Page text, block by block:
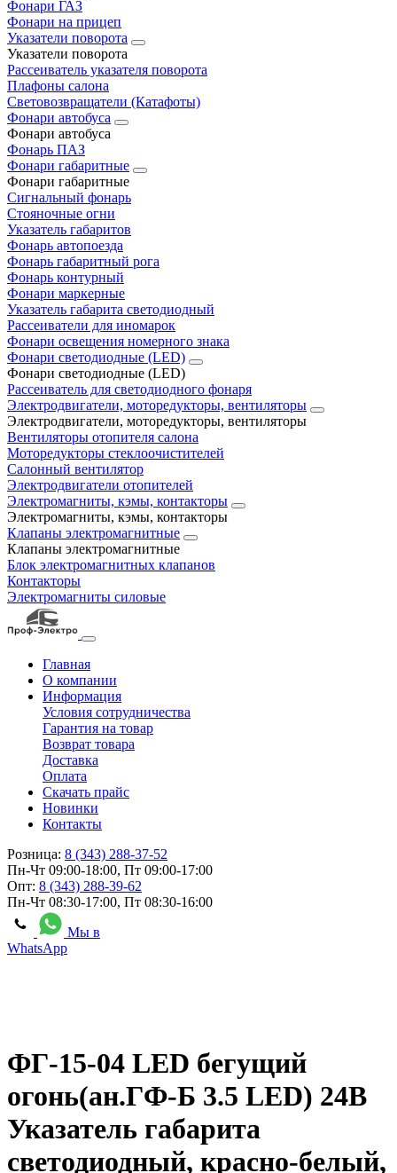
Фонари ГАЗ
Фонари на прицеп
Указатели поворота
Указатели поворота
Рассеиватель указателя поворота
Плафоны салона
Световозвращатели (Катафоты)
Фонари автобуса
Фонари автобуса
Фонарь ПАЗ
Фонари габаритные
Фонари габаритные
Сигнальный фонарь
Стояночные огни
Указатель габаритов
Фонарь автопоезда
Фонарь габаритный рога
Фонарь контурный
Фонари маркерные
Указатель габарита светодиодный
Рассеиватели для иномарок
Фонари освещения номерного знака
Фонари светодиодные (LED)
Фонари светодиодные (LED)
Рассеиватель для светодиодного фонаря
Электродвигатели, моторедукторы, вентиляторы
Электродвигатели, моторедукторы, вентиляторы
Вентиляторы отопителя салона
Моторедукторы стеклоочистителей
Салонный вентилятор
Электродвигатели отопителей
Электромагниты, кэмы, контакторы
Электромагниты, кэмы, контакторы
Клапаны электромагнитные
Клапаны электромагнитные
Блок электромагнитных клапанов
Контакторы
Электромагниты силовые
Главная
О компании
Информация
Условия сотрудничества
Гарантия на товар
Возврат товара
Доставка
Оплата
Скачать прайс
Новинки
Контакты
Розница: 8 (343) 288-37-52
Пн-Чт 09:00-18:00, Пт 09:00-17:00
Опт: 8 (343) 288-39-62
Пн-Чт 08:30-17:00, Пт 08:30-16:00
Мы в
WhatsApp
ФГ-15-04 LED бегущий
огонь(ан.ГФ-Б 3.5 LED) 24В
Указатель габарита
светодиодный, красно-белый,